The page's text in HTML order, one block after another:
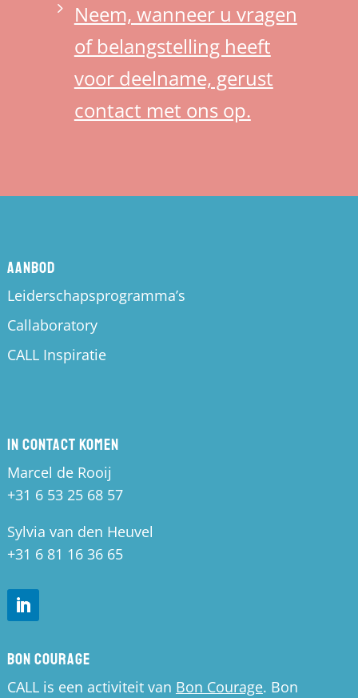
Neem, wanneer u vragen
of belangstelling heeft
voor deelname, gerust
contact met ons op.
Aanbod
Leiderschapsprogramma’s
Callaboratory
CALL Inspiratie
In contact komen
Marcel de Rooij
+31 6 53 25 68 57
Sylvia van den Heuvel
+31 6 81 16 36 65
Bon Courage
CALL is een activiteit van Bon Courage. Bon